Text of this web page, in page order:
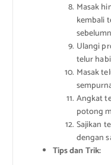
Masak
kembali
Ulangi
telur
Masak
Angkat
potong
Sajikan
dengan
Tips dan Trik: